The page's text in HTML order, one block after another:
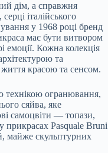
дім, а справжня
італійського
у 1968 році бренд
має бути витвором
емоції. Кожна колекція
та
красою та сенсом.
технікою огранювання,
сяйва, яке
самоцвіти — топази,
прикрасах Pasquale Bruni
майже скульптурних